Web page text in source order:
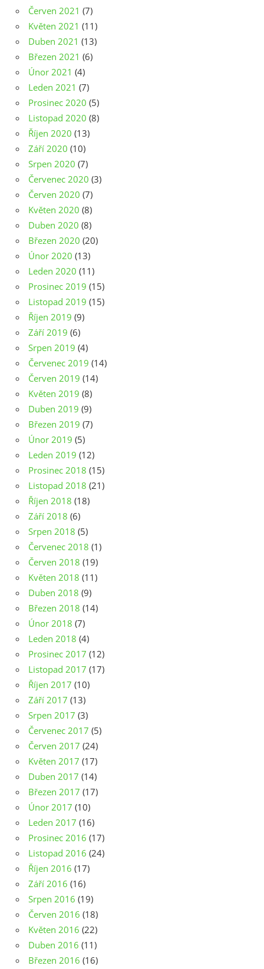
Červen 2021 (7)
Květen 2021 (11)
Duben 2021 (13)
Březen 2021 (6)
Únor 2021 (4)
Leden 2021 (7)
Prosinec 2020 (5)
Listopad 2020 (8)
Říjen 2020 (13)
Září 2020 (10)
Srpen 2020 (7)
Červenec 2020 (3)
Červen 2020 (7)
Květen 2020 (8)
Duben 2020 (8)
Březen 2020 (20)
Únor 2020 (13)
Leden 2020 (11)
Prosinec 2019 (15)
Listopad 2019 (15)
Říjen 2019 (9)
Září 2019 (6)
Srpen 2019 (4)
Červenec 2019 (14)
Červen 2019 (14)
Květen 2019 (8)
Duben 2019 (9)
Březen 2019 (7)
Únor 2019 (5)
Leden 2019 (12)
Prosinec 2018 (15)
Listopad 2018 (21)
Říjen 2018 (18)
Září 2018 (6)
Srpen 2018 (5)
Červenec 2018 (1)
Červen 2018 (19)
Květen 2018 (11)
Duben 2018 (9)
Březen 2018 (14)
Únor 2018 (7)
Leden 2018 (4)
Prosinec 2017 (12)
Listopad 2017 (17)
Říjen 2017 (10)
Září 2017 (13)
Srpen 2017 (3)
Červenec 2017 (5)
Červen 2017 (24)
Květen 2017 (17)
Duben 2017 (14)
Březen 2017 (17)
Únor 2017 (10)
Leden 2017 (16)
Prosinec 2016 (17)
Listopad 2016 (24)
Říjen 2016 (17)
Září 2016 (16)
Srpen 2016 (19)
Červen 2016 (18)
Květen 2016 (22)
Duben 2016 (11)
Březen 2016 (16)